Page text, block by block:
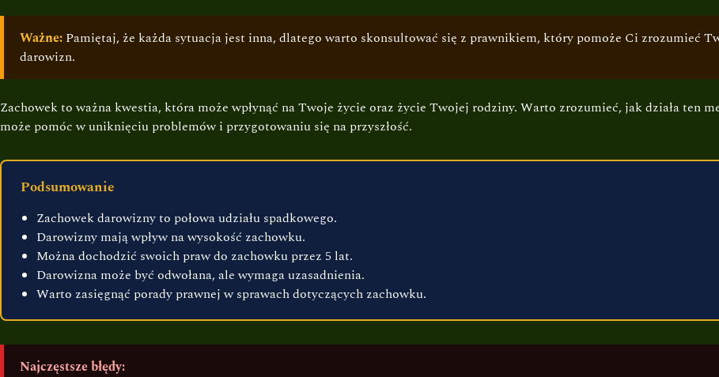
Ważne: Pamiętaj, że każda sytuacja jest inna, dlatego warto skonsultować się z prawnikiem, który pomoże Ci zrozumieć
darowizn.
Zachowek to ważna kwestia, która może wpłynąć na Twoje życie oraz życie Twojej rodziny. Warto zrozumieć, jak działa ten
może pomóc w uniknięciu problemów i przygotowaniu się na przyszłość.
Podsumowanie
Zachowek darowizny to połowa udziału spadkowego.
Darowizny mają wpływ na wysokość zachowku.
Można dochodzić swoich praw do zachowku przez 5 lat.
Darowizna może być odwołana, ale wymaga uzasadnienia.
Warto zasięgnąć porady prawnej w sprawach dotyczących zachowku.
Najczęstsze błędy: